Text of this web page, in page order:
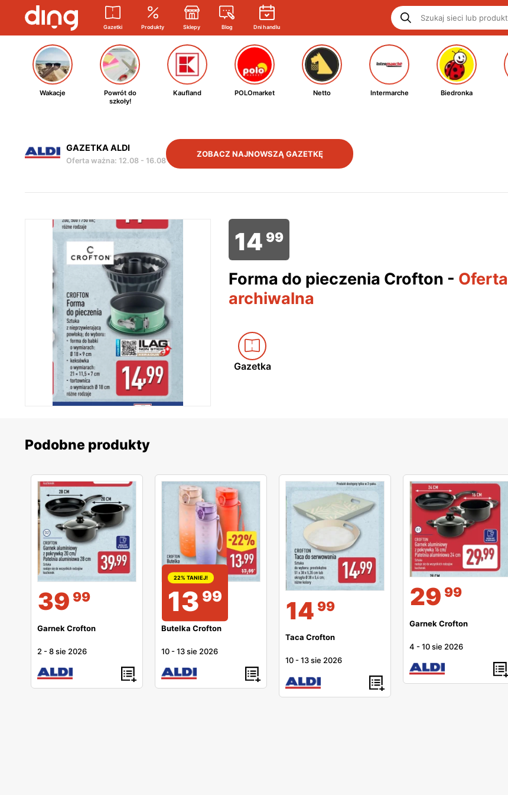
Gazetki Produkty Sklepy Blog Dni handlu
Wakacje
Powrót do
szkoły!
Kaufland POLOmarket Netto Intermarche Biedronka
GAZETKA ALDI
Oferta ważna: 12.08 - 16.08
ZOBACZ NAJNOWSZĄ GAZETKĘ
14 99
Forma do pieczenia Crofton - Oferta
archiwalna
Gazetka
Podobne produkty
39 99
Garnek Crofton
2 -8 sie 2026
22% TANIEJ!
13 99
Butelka Crofton
10 -13 sie 2026
14 99
Taca Crofton
10 -13 sie 2026
29 99
Garnek Crofton
4 -10 sie 2026